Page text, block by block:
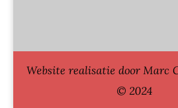
Website realisatie door Marc
© 2024